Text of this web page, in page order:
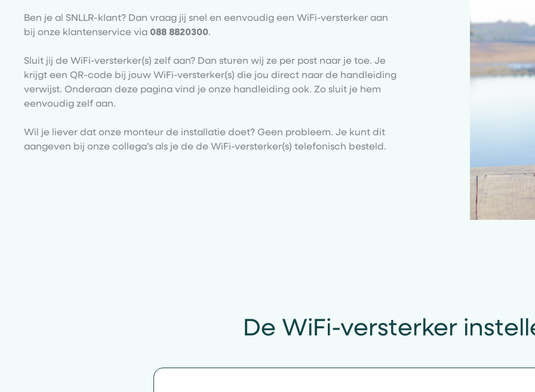
Ben je al SNLLR-klant? Dan vraag jij snel en eenvoudig een WiFi-versterker aan
bij onze klantenservice via 088 8820300.
Sluit jij de WiFi-versterker(s) zelf aan? Dan sturen wij ze per post naar je toe. Je
krijgt een QR-code bij jouw WiFi-versterker(s) die jou direct naar de handleiding
verwijst. Onderaan deze pagina vind je onze handleiding ook. Zo sluit je hem
eenvoudig zelf aan.
Wil je liever dat onze monteur de installatie doet? Geen probleem. Je kunt dit
aangeven bij onze collega’s als je de de WiFi-versterker(s) telefonisch besteld.
De WiFi-versterker